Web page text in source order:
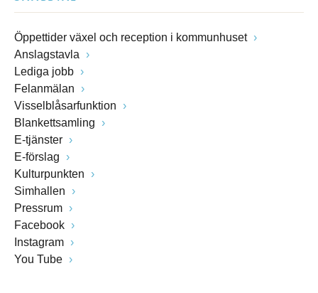
Öppettider växel och reception i kommunhuset
Anslagstavla
Lediga jobb
Felanmälan
Visselblåsarfunktion
Blankettsamling
E-tjänster
E-förslag
Kulturpunkten
Simhallen
Pressrum
Facebook
Instagram
You Tube